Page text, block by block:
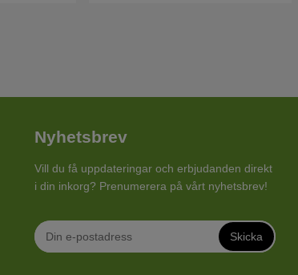
Nyhetsbrev
Vill du få uppdateringar och erbjudanden direkt
i din inkorg? Prenumerera på vårt nyhetsbrev!
Skicka